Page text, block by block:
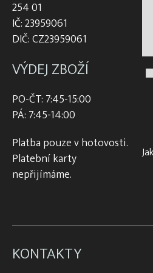
254 01
IČ: 23959061
DIČ: CZ23959061
VÝDEJ ZBOŽÍ
PO-ČT: 7:45-15:00
PÁ: 7:45-14:00
Platba pouze v hotovosti.
Platební karty
nepřijímáme.
KONTAKTY